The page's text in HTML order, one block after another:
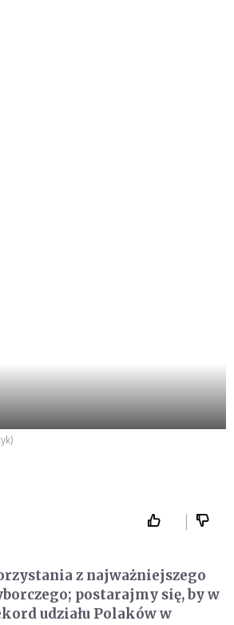
z najważniejszego
postarajmy się, by w
udziału Polaków w